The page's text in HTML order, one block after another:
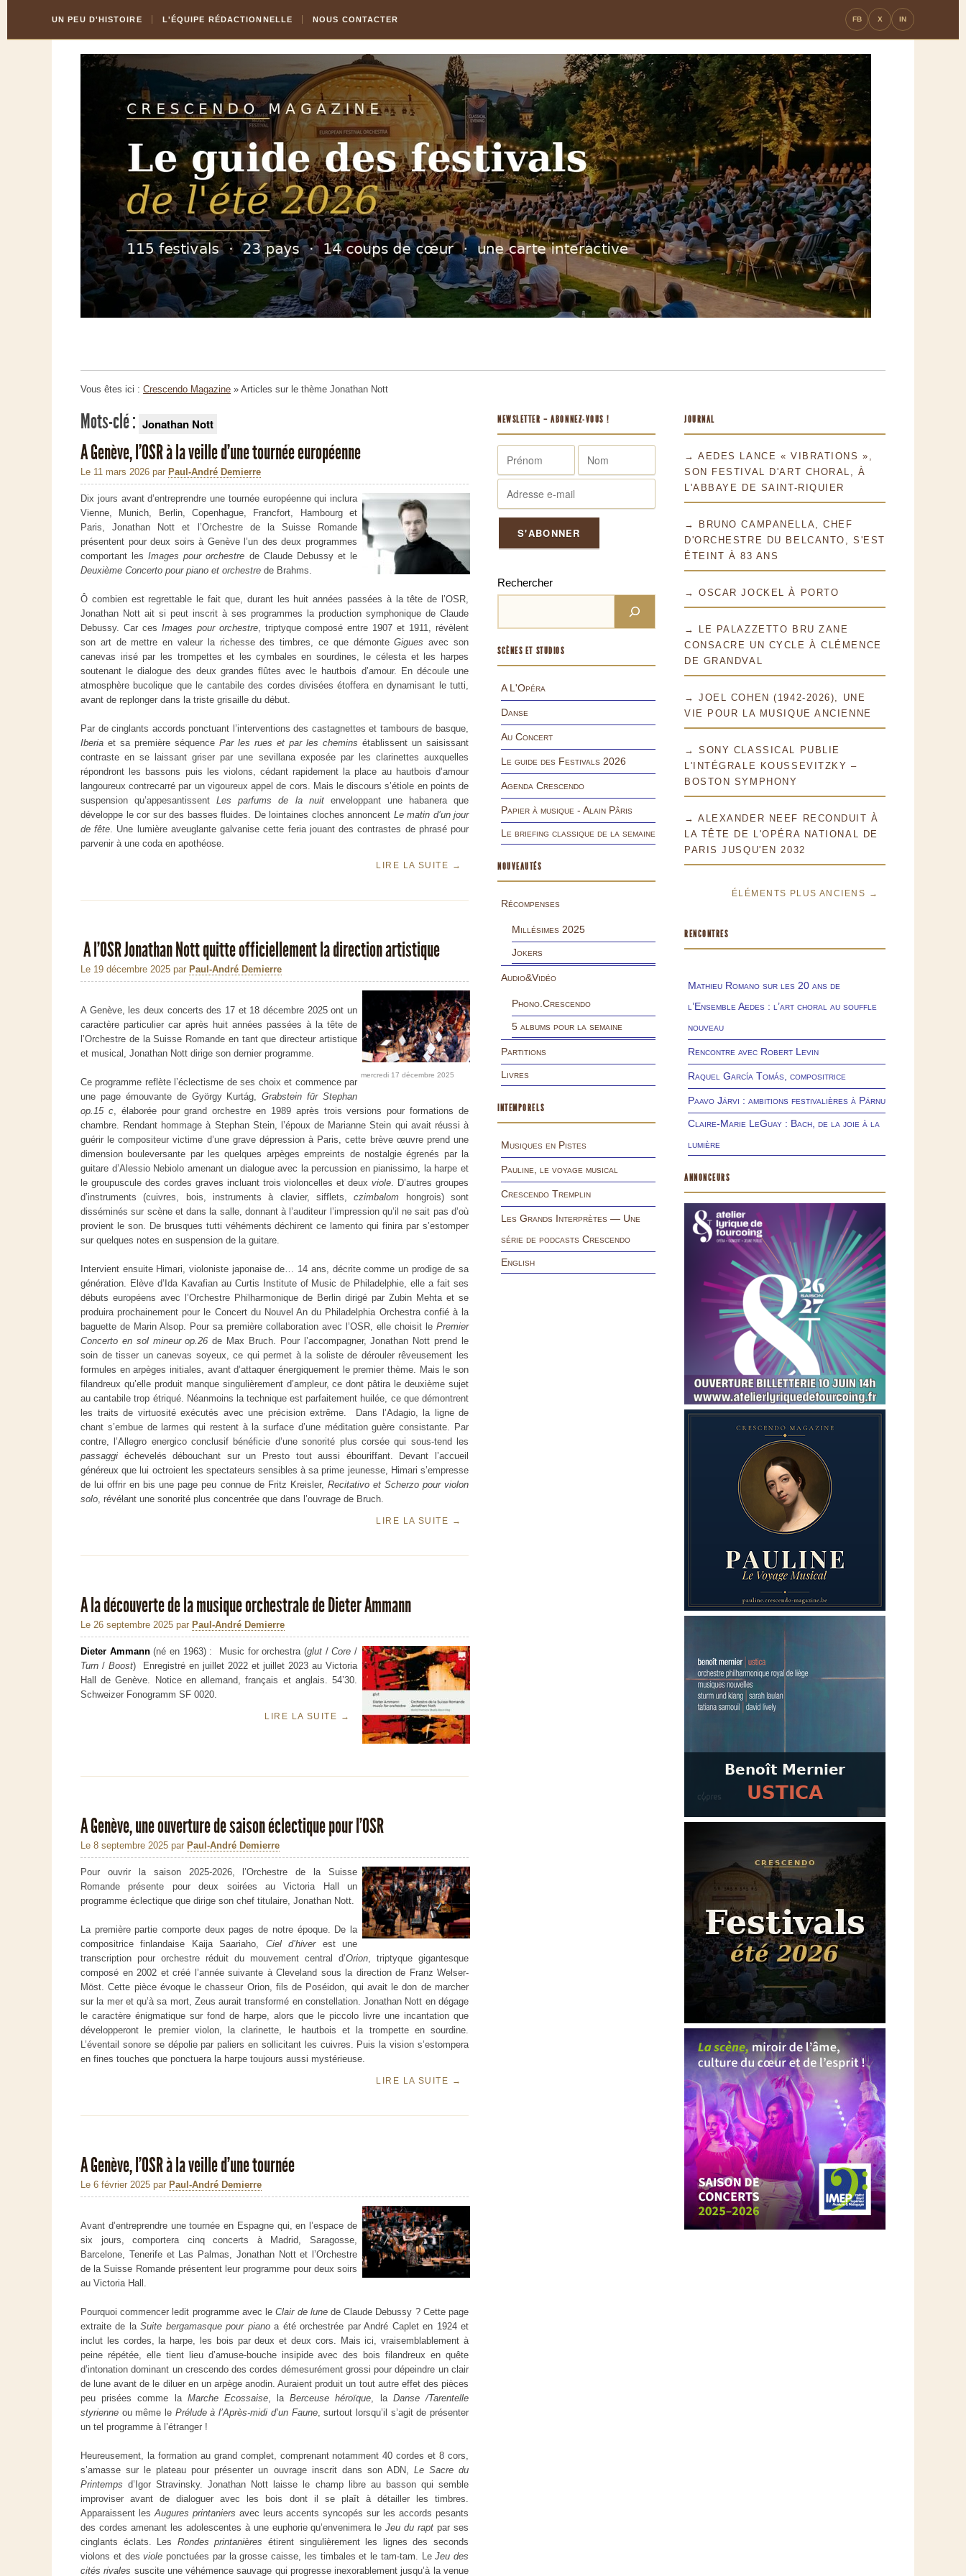
Content
la
UN PEU D'HISTOIRE L'ÉQUIPE RÉDACTIONNELLE NOUS CONTACTER FB X IN
Vous êtes ici : Crescendo Magazine » Articles sur le thème Jonathan Nott
Mots-clé : Jonathan Nott
A Genève, l'OSR à la veille d'une tournée européenne
Le 11 mars 2026 par Paul-André Demierre
Dix jours avant d’entreprendre une tournée européenne qui inclura
Vienne, Munich, Berlin, Copenhague, Francfort, Hambourg et
Paris, Jonathan Nott et l’Orchestre de la Suisse Romande
présentent pour deux soirs à Genève l’un des deux programmes
comportant lesImages pour orchestre de Claude Debussy et le
Deuxième Concerto pour piano et orchestre de Brahms.
Ô combien est regrettable le fait que, durant les huit années passées à la tête de l’OSR,
Jonathan Nott ait si peut inscrit à ses programmes la production symphonique de Claude
Debussy. Car ces Images pour orchestre, triptyque composé entre 1907 et 1911, révèlent
son art de mettre en valeur la richesse des timbres, ce que démonteGigues avec son
canevas irisé par les trompettes et les cymbales en sourdines, le célesta et les harpes
soutenant le dialogue des deux grandes flûtes avec le hautbois d’amour. En découle une
atmosphère bucolique que le cantabile des cordes divisées étoffera en dynamisant le tutti,
avant de replonger dans la triste grisaille du début.
Par de cinglants accords ponctuant l’interventions des castagnettes et tambours de basque,
Iberia et sa première séquence Par les rues et par les chemins établissent un saisissant
contraste en se laissant griser par une sevillana exposée par les clarinettes auxquelles
répondront les bassons puis les violons, cédant rapidement la place au hautbois d’amour
langoureux contrecarré par un vigoureux appel de cors. Mais le discours s’étiole en points de
suspension qu’appesantissentLes parfums de la nuitenveloppant une habanera que
développe le cor sur des basses fluides. De lointaines cloches annoncent Le matin d’un jour
de fête. Une lumière aveuglante galvanise cette feria jouant des contrastes de phrasé pour
parvenir à une coda en apothéose.
LIRE LA SUITE →
A l’OSR Jonathan Nott quitte officiellement la direction artistique
Le 19 décembre 2025 par Paul-André Demierre
mercredi 17 décembre 2025
A Genève, les deux concerts des 17 et 18 décembre 2025 ont un
caractère particulier car après huit années passées à la tête de
l’Orchestre de la Suisse Romande en tant que directeur artistique
et musical, Jonathan Nott dirige son dernier programme.
Ce programme reflète l’éclectisme de ses choix et commence par
une page émouvante de György Kurtág,Grabstein für Stephan
op.15 c, élaborée pour grand orchestre en 1989 après trois versions pour formations de
chambre. Rendant hommage à Stephan Stein, l’époux de Marianne Stein qui avait réussi à
guérir le compositeur victime d’une grave dépression à Paris, cette brève œuvre prend une
dimension bouleversante par les quelques arpèges empreints de nostalgie égrenés par la
guitare d’Alessio Nebiolo amenant un dialogue avec la percussion en pianissimo, la harpe et
le groupuscule des cordes graves incluant trois violoncelles et deuxviole. D’autres groupes
d’instruments (cuivres, bois, instruments à clavier, sifflets,czimbalom hongrois) sont
disséminés sur scène et dans la salle, donnant à l’auditeur l’impression qu’il ne sait pas d’où
provient le son. De brusques tutti véhéments déchirent ce lamento qui finira par s’estomper
sur quelques notes en suspension de la guitare.
Intervient ensuite Himari, violoniste japonaise de… 14 ans, décrite comme un prodige de sa
génération. Elève d’Ida Kavafian au Curtis Institute of Music de Philadelphie, elle a fait ses
débuts européens avec l’Orchestre Philharmonique de Berlin dirigé par Zubin Mehta et se
produira prochainement pour le Concert du Nouvel An du Philadelphia Orchestra confié à la
baguette de Marin Alsop. Pour sa première collaboration avec l’OSR, elle choisit le Premier
Concerto en sol mineur op.26de Max Bruch. Pour l’accompagner, Jonathan Nott prend le
soin de tisser un canevas soyeux, ce qui permet à la soliste de dérouler rêveusement les
formules en arpèges initiales, avant d’attaquer énergiquement le premier thème. Mais le son
filandreux qu’elle produit manque singulièrement d’ampleur, ce dont pâtira le deuxième sujet
au cantabile trop étriqué. Néanmoins la technique est parfaitement huilée, ce que démontrent
les traits de virtuosité exécutés avec une précision extrême. Dans l’Adagio, la ligne de
chant s’embue de larmes qui restent à la surface d’une méditation guère consistante. Par
contre, l’Allegro energico conclusif bénéficie d’une sonorité plus corsée qui sous-tend les
passaggi échevelés débouchant sur un Presto tout aussi ébouriffant. Devant l’accueil
généreux que lui octroient les spectateurs sensibles à sa prime jeunesse, Himari s’empresse
de lui offrir en bis une page peu connue de Fritz Kreisler, Recitativo et Scherzo pour violon
solo, révélant une sonorité plus concentrée que dans l’ouvrage de Bruch.
LIRE LA SUITE →
A la découverte de la musique orchestrale de Dieter Ammann
Le 26 septembre 2025 par Paul-André Demierre
Dieter Ammann(né en 1963) : Music for orchestra (glut/Core /
Turn / Boost) Enregistré en juillet 2022 et juillet 2023 au Victoria
Hall de Genève. Notice en allemand, français et anglais. 54’30.
Schweizer Fonogramm SF 0020.
LIRE LA SUITE →
A Genève, une ouverture de saison éclectique pour l’OSR
Le 8 septembre 2025 par Paul-André Demierre
Pour ouvrir la saison 2025-2026, l’Orchestre de la Suisse
Romande présente pour deux soirées au Victoria Hall un
programme éclectique que dirige son chef titulaire, Jonathan Nott.
La première partie comporte deux pages de notre époque. De la
compositrice finlandaise Kaija Saariaho, Ciel d’hiverest une
transcription pour orchestre réduit du mouvement central d’Orion, triptyque gigantesque
composé en 2002 et créé l’année suivante à Cleveland sous la direction de Franz Welser-
Möst. Cette pièce évoque le chasseur Orion, fils de Poséidon, qui avait le don de marcher
sur la mer et qu’à sa mort, Zeus aurait transformé en constellation. Jonathan Nott en dégage
le caractère énigmatique sur fond de harpe, alors que le piccolo livre une incantation que
développeront le premier violon, la clarinette, le hautbois et la trompette en sourdine.
L’éventail sonore se dépolie par paliers en sollicitant les cuivres. Puis la vision s’estompera
en fines touches que ponctuera la harpe toujours aussi mystérieuse.
LIRE LA SUITE →
A Genève, l’OSR à la veille d’une tournée
Le 6 février 2025 par Paul-André Demierre
Avant d’entreprendre une tournée en Espagne qui, en l’espace de
six jours, comportera cinq concerts à Madrid, Saragosse,
Barcelone, Tenerife et Las Palmas, Jonathan Nott et l’Orchestre
de la Suisse Romande présentent leur programme pour deux soirs
au Victoria Hall.
Pourquoi commencer ledit programme avec leClair de lunede Claude Debussy ? Cette page
extraite de laSuite bergamasque pour pianoa été orchestrée par André Caplet en 1924 et
inclut les cordes, la harpe, les bois par deux et deux cors. Mais ici, vraisemblablement à
peine répétée, elle tient lieu d’amuse-bouche insipide avec des bois filandreux en quête
d’intonation dominant un crescendo des cordes démesurément grossi pour dépeindre un clair
de lune avant de le diluer en un arpège anodin. Auraient produit un tout autre effet des pièces
peu prisées comme la Marche Ecossaise, laBerceuse héroïque, la Danse /Tarentelle
styrienne ou même le Prélude à l’Après-midi d’un Faune, surtout lorsqu’il s’agit de présenter
un tel programme à l’étranger !
Heureusement, la formation au grand complet, comprenant notamment 40 cordes et 8 cors,
s’amasse sur le plateau pour présenter un ouvrage inscrit dans son ADN, Le Sacre du
Printemps d’Igor Stravinsky. Jonathan Nott laisse le champ libre au basson qui semble
improviser avant de dialoguer avec les bois dont il se plaît à détailler les timbres.
Apparaissent lesAugures printaniers avec leurs accents syncopés sur les accords pesants
des cordes amenant les adolescentes à une euphorie qu’envenimera leJeu du raptpar ses
cinglants éclats. Les Rondes printanières étirent singulièrement les lignes des seconds
violons et desviole ponctuées par la grosse caisse, les timbales et le tam-tam. LeJeu des
cités rivales suscite une véhémence sauvage qui progresse inexorablement jusqu’à la venue
NEWSLETTER – ABONNEZ-VOUS !
Rechercher
SCÈNES ET STUDIOS
A L'Opéra
Danse
Au Concert
Le guide des Festivals 2026
Agenda Crescendo
Papier à musique - Alain Pâris
Le briefing classique de la semaine
NOUVEAUTÉS
Récompenses
Millésimes 2025
Jokers
Audio&Vidéo
Phono.Crescendo
5 albums pour la semaine
Partitions
Livres
INTEMPORELS
Musiques en Pistes
Pauline, le voyage musical
Crescendo Tremplin
Les Grands Interprètes — Une
série de podcasts Crescendo
English
JOURNAL
→ AEDES LANCE « VIBRATIONS »,
SON FESTIVAL D'ART CHORAL, À
L'ABBAYE DE SAINT-RIQUIER
→ BRUNO CAMPANELLA, CHEF
D'ORCHESTRE DU BELCANTO, S'EST
ÉTEINT À 83 ANS
→ OSCAR JOCKEL À PORTO
→ LE PALAZZETTO BRU ZANE
CONSACRE UN CYCLE À CLÉMENCE
DE GRANDVAL
→ JOEL COHEN (1942-2026), UNE
VIE POUR LA MUSIQUE ANCIENNE
→ SONY CLASSICAL PUBLIE
L'INTÉGRALE KOUSSEVITZKY –
BOSTON SYMPHONY
→ ALEXANDER NEEF RECONDUIT À
LA TÊTE DE L'OPÉRA NATIONAL DE
PARIS JUSQU'EN 2032
ÉLÉMENTS PLUS ANCIENS →
RENCONTRES
Mathieu Romano sur les 20 ans de
l’Ensemble Aedes : l’art choral au souffle
nouveau
Rencontre avec Robert Levin
Raquel García Tomás, compositrice
Paavo Järvi : ambitions festivalières à Pärnu
Claire-Marie LeGuay : Bach, de la joie à la
lumière
ANNONCEURS